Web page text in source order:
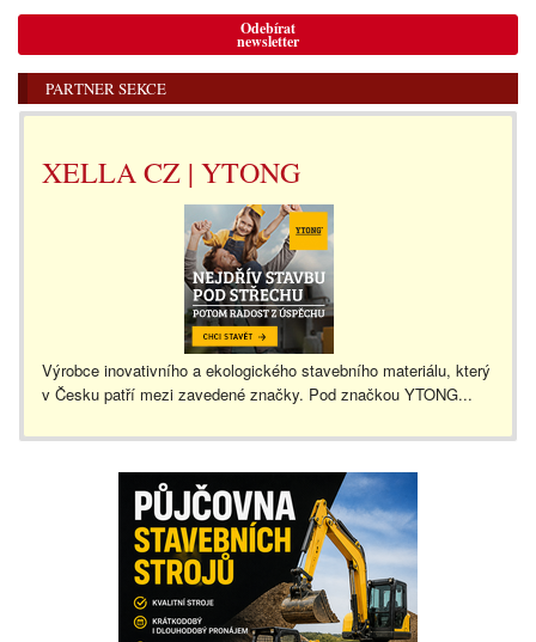
Odebírat
newsletter
PARTNER SEKCE
XELLA CZ | YTONG
Výrobce inovativního a ekologického stavebního materiálu, který
v Česku patří mezi zavedené značky. Pod značkou YTONG...